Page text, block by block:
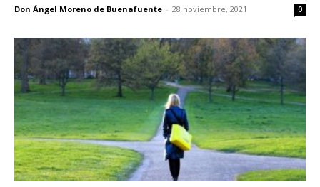
Don Ángel Moreno de Buenafuente - 28 noviembre, 2021 0